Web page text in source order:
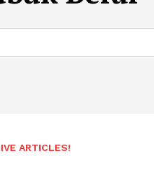
ARTICLES!